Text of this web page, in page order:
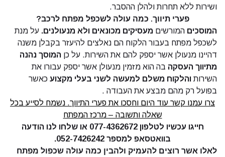
ושירות ללא תחרות ולהלן ההסבר.
פערי תיווך. כמה עולה לשכפל מפתח לרכב?
המוסכים המורשים מעסיקים מכונאים ולא מנעולנים. על מנת
לשכפל מפתח בעבור הלקוח הם נאלצים להיעזר בקבלן משנה
דהיינו מנעולן אשר יספק להם את השירות. על כן המוסך נהנה
מתיווך העסקה בה הוא מזמין מנעולן אשר יספק עבורו את
השירות והלקוח משלם למעשה לשני בעלי מקצוע כאשר
בפועל רק מהם מבצע את העבודה .
צרו עמנו קשר עוד היום וחסכו את פערי התיווך. נשמח לסייע בכל
שאלה ותשובה – מרכז המפתח
חייגו עכשיו לטלפון 077-4362672 או
שלחו לנו הודעה
בוואטסאפ למספר 052-7426242.
לאלו אשר רוצים להעמיק ולהבין כמה עולה שכפול מפתח